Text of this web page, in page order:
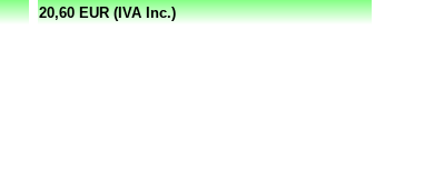
20,60 EUR (IVA Inc.)